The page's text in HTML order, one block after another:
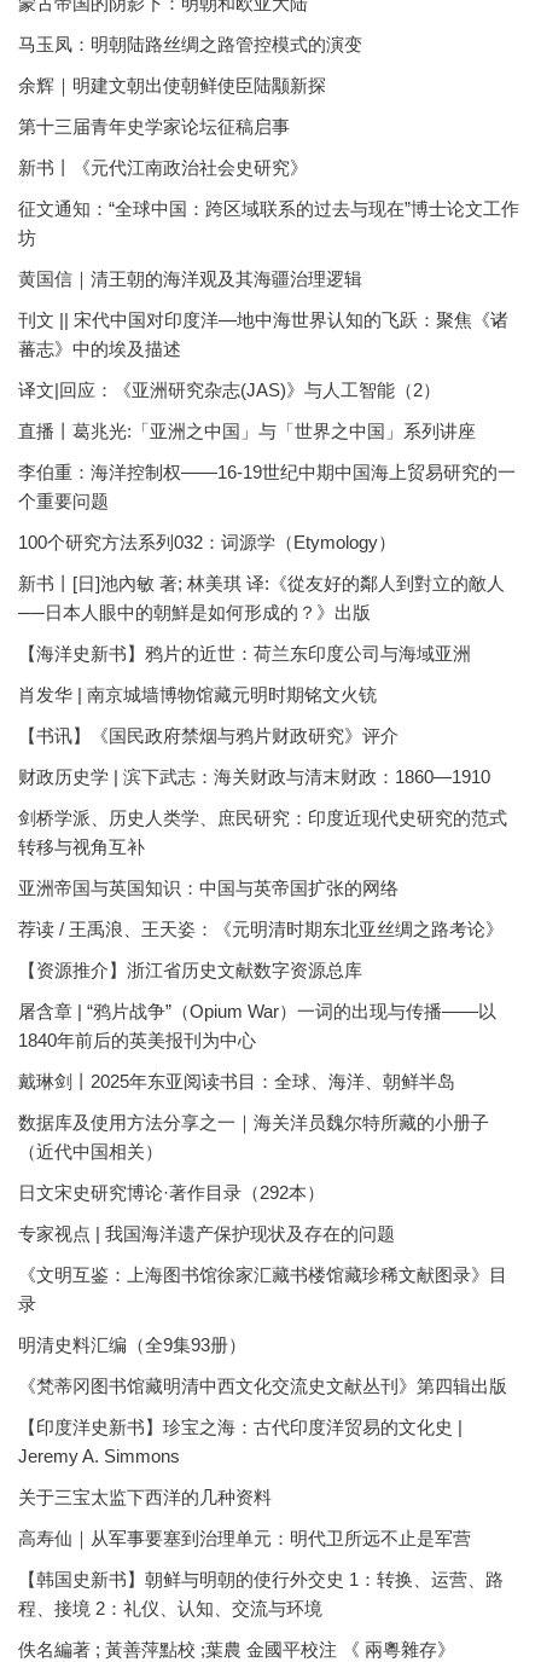
马玉凤：明朝陆路丝绸之路管控模式的演变
余辉｜明建文朝出使朝鲜使臣陆颙新探
第十三届青年史学家论坛征稿启事
新书丨《元代江南政治社会史研究》
征文通知：“全球中国：跨区域联系的过去与现在”博士论文工作
坊
黄国信｜清王朝的海洋观及其海疆治理逻辑
刊文 || 宋代中国对印度洋—地中海世界认知的飞跃：聚焦《诸
蕃志》中的埃及描述
译文|回应：《亚洲研究杂志(JAS)》与人工智能（2）
直播丨葛兆光:「亚洲之中国」与「世界之中国」系列讲座
李伯重：海洋控制权——16-19世纪中期中国海上贸易研究的一
个重要问题
100个研究方法系列032：词源学（Etymology）
新书丨[日]池內敏 著; 林美琪 译:《從友好的鄰人到對立的敵人
──日本人眼中的朝鮮是如何形成的？》出版
【海洋史新书】鸦片的近世：荷兰东印度公司与海域亚洲
肖发华 | 南京城墙博物馆藏元明时期铭文火铳
【书讯】《国民政府禁烟与鸦片财政研究》评介
财政历史学 | 滨下武志：海关财政与清末财政：1860—1910
剑桥学派、历史人类学、庶民研究：印度近现代史研究的范式
转移与视角互补
亚洲帝国与英国知识：中国与英帝国扩张的网络
荐读 / 王禹浪、王天姿：《元明清时期东北亚丝绸之路考论》
【资源推介】浙江省历史文献数字资源总库
屠含章 | “鸦片战争”（Opium War）一词的出现与传播——以
1840年前后的英美报刊为中心
戴琳剑丨2025年东亚阅读书目：全球、海洋、朝鲜半岛
数据库及使用方法分享之一｜海关洋员魏尔特所藏的小册子
（近代中国相关）
日文宋史研究博论·著作目录（292本）
专家视点 | 我国海洋遗产保护现状及存在的问题
《文明互鉴：上海图书馆徐家汇藏书楼馆藏珍稀文献图录》目
录
明清史料汇编（全9集93册）
《梵蒂冈图书馆藏明清中西文化交流史文献丛刊》第四辑出版
【印度洋史新书】珍宝之海：古代印度洋贸易的文化史 |
Jeremy A. Simmons
关于三宝太监下西洋的几种资料
高寿仙｜从军事要塞到治理单元：明代卫所远不止是军营
【韩国史新书】朝鲜与明朝的使行外交史 1：转换、运营、路
程、接境 2：礼仪、认知、交流与环境
佚名編著 ; 黃善萍點校 ;葉農 金國平校注 《 兩粵雜存》